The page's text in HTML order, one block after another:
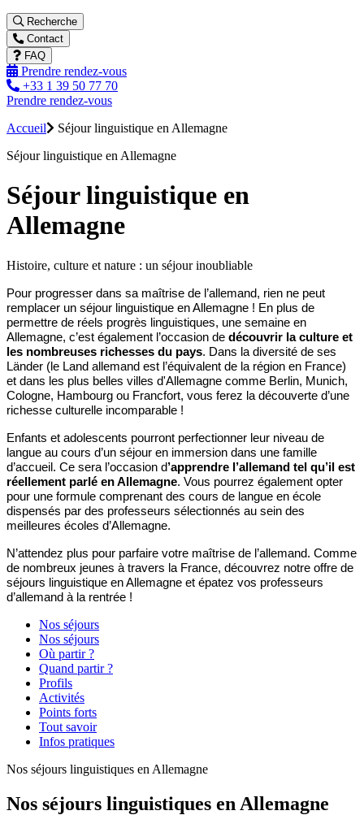
Recherche
Contact
FAQ
Prendre rendez-vous
+33 1 39 50 77 70
Prendre rendez-vous
Accueil
Séjour linguistique en Allemagne
Séjour linguistique en Allemagne
Séjour linguistique en
Allemagne
Histoire, culture et nature : un séjour inoubliable
Pour progresser dans sa maîtrise de l’allemand, rien ne peut
remplacer un séjour linguistique en Allemagne ! En plus de
permettre de réels progrès linguistiques, une semaine en
Allemagne, c’est également l’occasion de découvrir la culture et
les nombreuses richesses du pays. Dans la diversité de ses
Länder (le Land allemand est l’équivalent de la région en France)
et dans les plus belles villes d'Allemagne comme Berlin, Munich,
Cologne, Hambourg ou Francfort, vous ferez la découverte d’une
richesse culturelle incomparable !
Enfants et adolescents pourront perfectionner leur niveau de
langue au cours d’un séjour en immersion dans une famille
d’accueil. Ce sera l’occasion d’apprendre l’allemand tel qu’il est
réellement parlé en Allemagne. Vous pourrez également opter
pour une formule comprenant des cours de langue en école
dispensés par des professeurs sélectionnés au sein des
meilleures écoles d’Allemagne.
N’attendez plus pour parfaire votre maîtrise de l’allemand. Comme
de nombreux jeunes à travers la France, découvrez notre offre de
séjours linguistique en Allemagne et épatez vos professeurs
d’allemand à la rentrée !
Nos séjours
Nos séjours
Où partir ?
Quand partir ?
Profils
Activités
Points forts
Tout savoir
Infos pratiques
Nos séjours linguistiques en Allemagne
Nos séjours linguistiques en Allemagne